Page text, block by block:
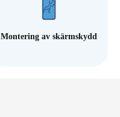
Montering av skärmskydd